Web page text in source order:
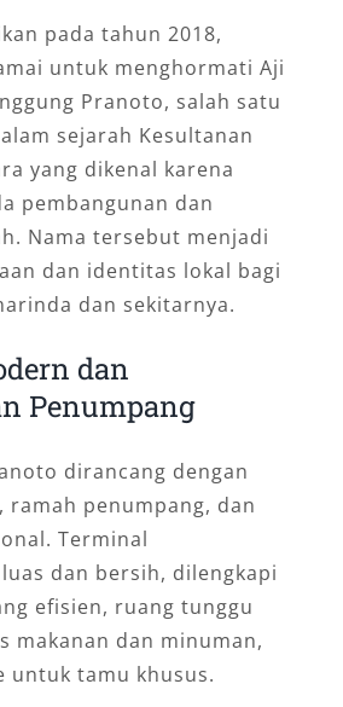
pada tahun 2018,
untuk menghormati Aji
Pranoto, salah satu
sejarah Kesultanan
yang dikenal karena
pembangunan dan
Nama tersebut menjadi
dan identitas lokal bagi
dan sekitarnya.
dan
Penumpang
dirancang dengan
ramah penumpang, dan
Terminal
dan bersih, dilengkapi
efisien, ruang tunggu
makanan dan minuman,
untuk tamu khusus.